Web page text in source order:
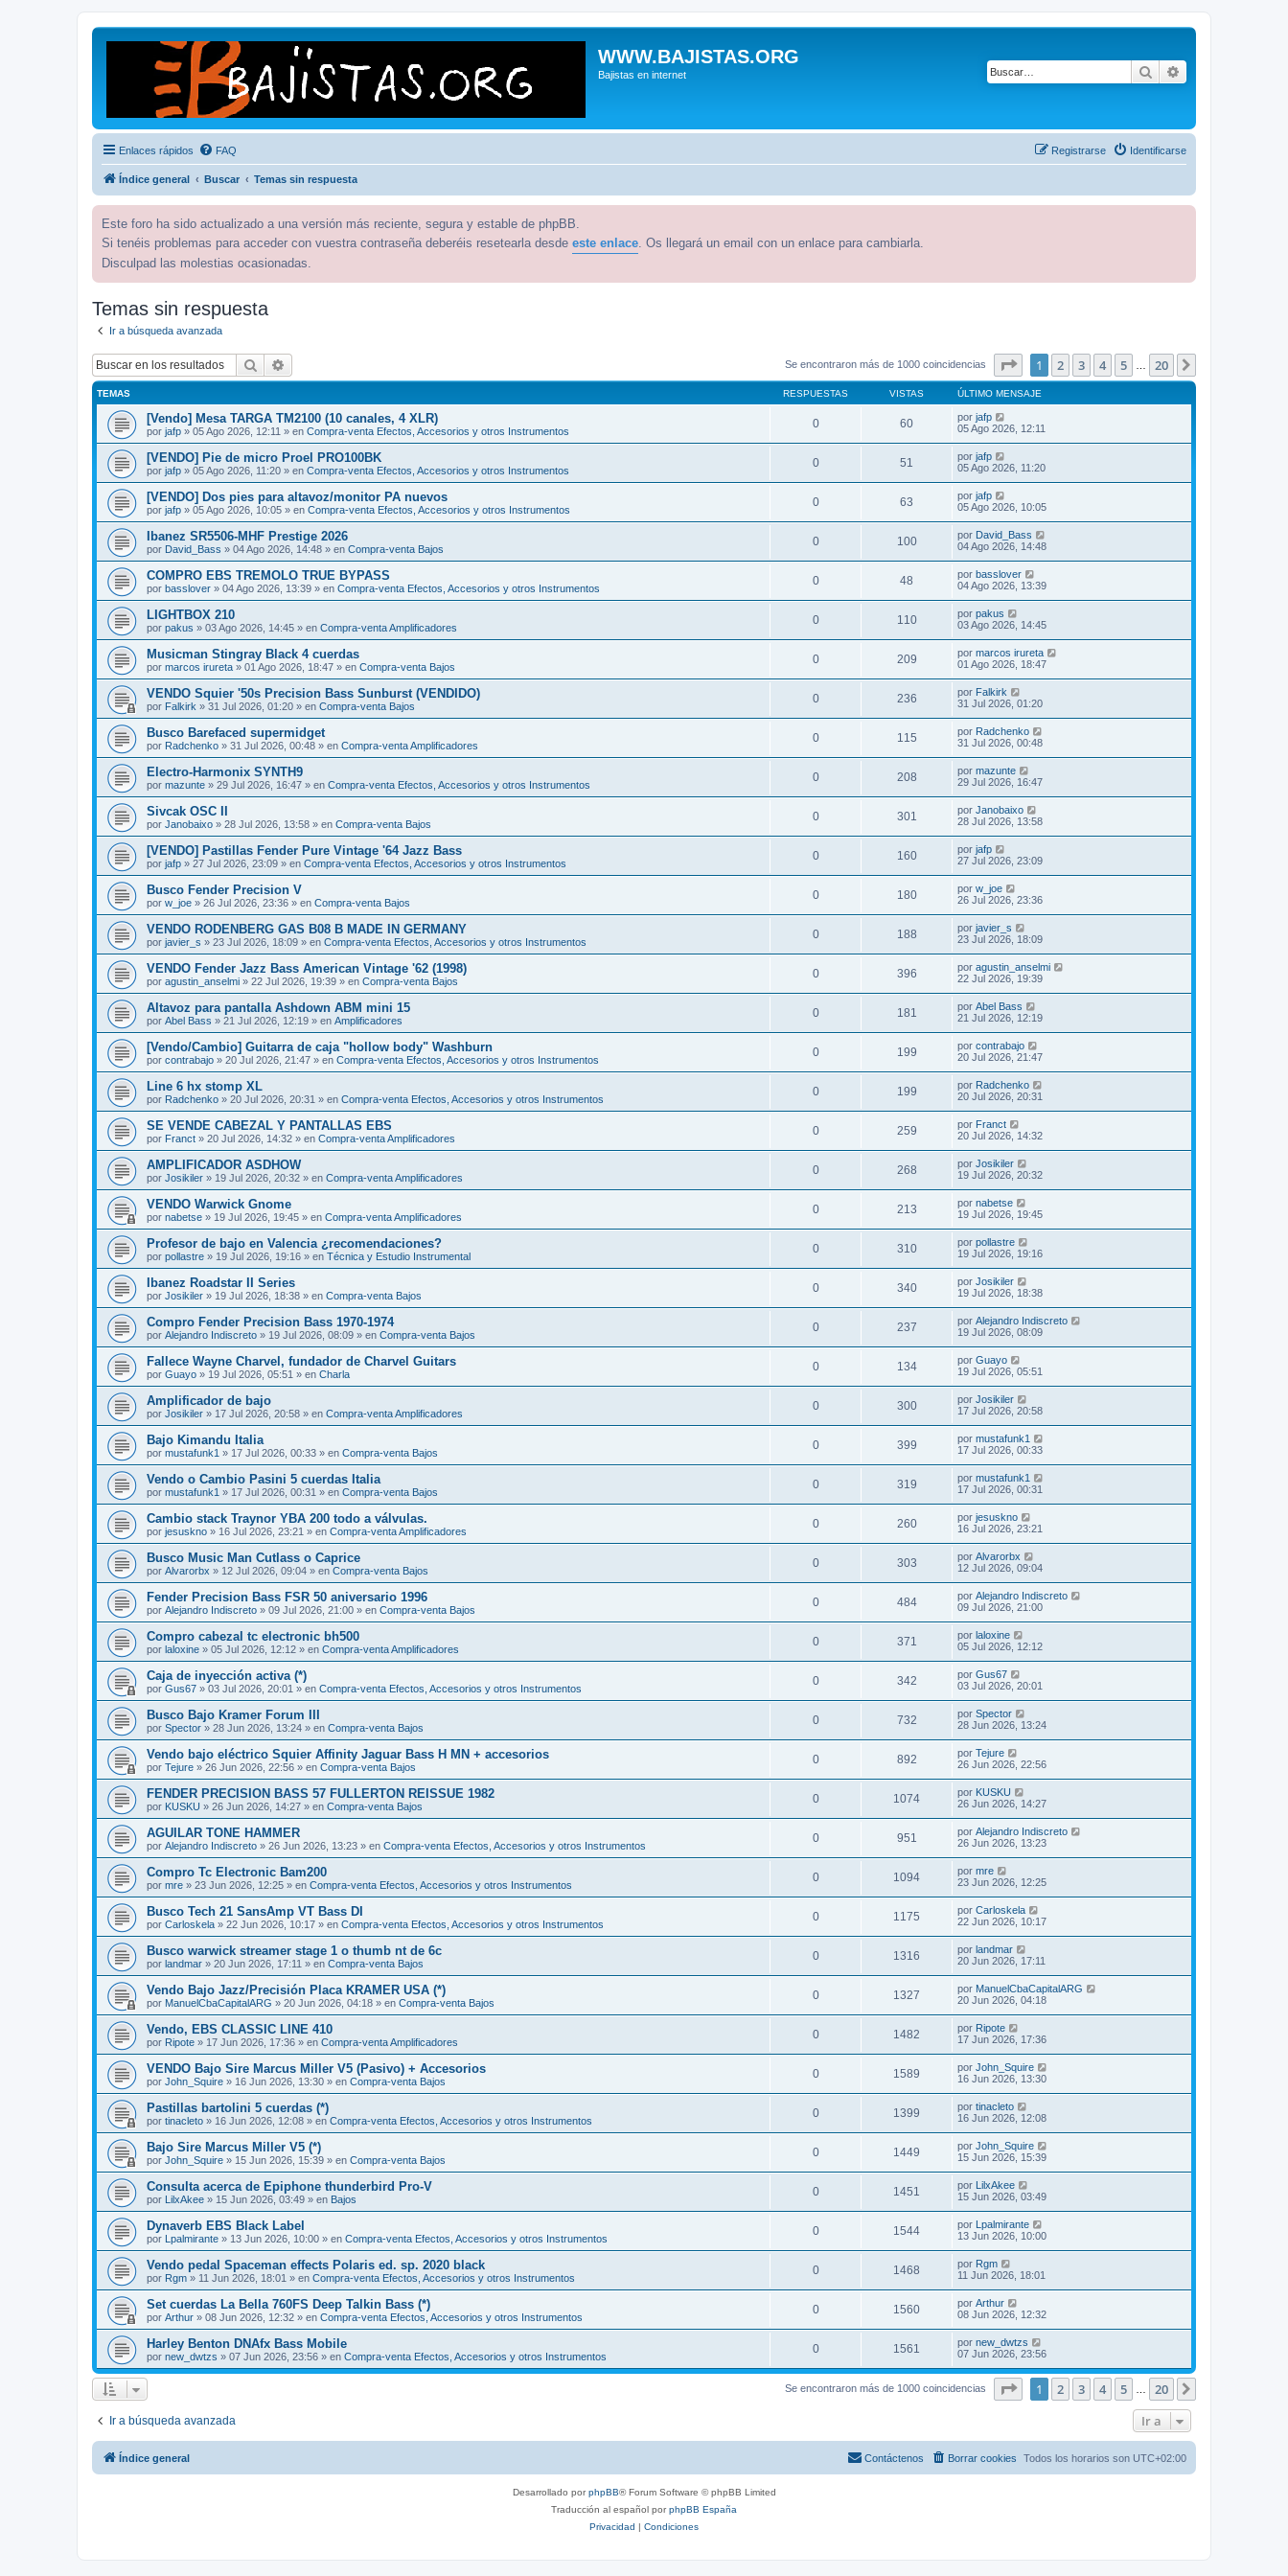
WWW.BAJISTAS.ORG
Bajistas en internet Buscar
Enlaces rápidos FAQ Identificarse
Registrarse
Índice general Buscar Temas sin respuesta
Este foro ha sido actualizado a una versión más reciente, segura y estable de phpBB.
Si tenéis problemas para acceder con vuestra contraseña deberéis resetearla desde este enlace. Os llegará un email con un enlace para cambiarla.
Disculpad las molestias ocasionadas.
Temas sin respuesta
Ir a búsqueda avanzada
Buscar Se encontraron más de 1000 coincidencias Página1 de 20
1 2 3 4 5 20
TEMAS RESPUESTAS VISTAS ÚLTIMO MENSAJE
[Vendo] Mesa TARGA TM2100 (10 canales, 4 XLR)
por jafp » 05 Ago 2026, 12:11 » en Compra-venta Efectos, Accesorios y otros Instrumentos
0 60 por jafp
05 Ago 2026, 12:11
[VENDO] Pie de micro Proel PRO100BK
por jafp » 05 Ago 2026, 11:20 » en Compra-venta Efectos, Accesorios y otros Instrumentos
0 51 por jafp
05 Ago 2026, 11:20
[VENDO] Dos pies para altavoz/monitor PA nuevos
por jafp » 05 Ago 2026, 10:05 » en Compra-venta Efectos, Accesorios y otros Instrumentos
0 63 por jafp
05 Ago 2026, 10:05
Ibanez SR5506-MHF Prestige 2026
por David_Bass » 04 Ago 2026, 14:48 » en Compra-venta Bajos
0 100 por David_Bass
04 Ago 2026, 14:48
COMPRO EBS TREMOLO TRUE BYPASS
por basslover » 04 Ago 2026, 13:39 » en Compra-venta Efectos, Accesorios y otros Instrumentos
0 48 por basslover
04 Ago 2026, 13:39
LIGHTBOX 210
por pakus » 03 Ago 2026, 14:45 » en Compra-venta Amplificadores
0 110 por pakus
03 Ago 2026, 14:45
Musicman Stingray Black 4 cuerdas
por marcos irureta » 01 Ago 2026, 18:47 » en Compra-venta Bajos
0 209 por marcos irureta
01 Ago 2026, 18:47
VENDO Squier '50s Precision Bass Sunburst (VENDIDO)
por Falkirk » 31 Jul 2026, 01:20 » en Compra-venta Bajos
0 236 por Falkirk
31 Jul 2026, 01:20
Busco Barefaced supermidget
por Radchenko » 31 Jul 2026, 00:48 » en Compra-venta Amplificadores
0 115 por Radchenko
31 Jul 2026, 00:48
Electro-Harmonix SYNTH9
por mazunte » 29 Jul 2026, 16:47 » en Compra-venta Efectos, Accesorios y otros Instrumentos
0 208 por mazunte
29 Jul 2026, 16:47
Sivcak OSC II
por Janobaixo » 28 Jul 2026, 13:58 » en Compra-venta Bajos
0 301 por Janobaixo
28 Jul 2026, 13:58
[VENDO] Pastillas Fender Pure Vintage '64 Jazz Bass
por jafp » 27 Jul 2026, 23:09 » en Compra-venta Efectos, Accesorios y otros Instrumentos
0 160 por jafp
27 Jul 2026, 23:09
Busco Fender Precision V
por w_joe » 26 Jul 2026, 23:36 » en Compra-venta Bajos
0 180 por w_joe
26 Jul 2026, 23:36
VENDO RODENBERG GAS B08 B MADE IN GERMANY
por javier_s » 23 Jul 2026, 18:09 » en Compra-venta Efectos, Accesorios y otros Instrumentos
0 188 por javier_s
23 Jul 2026, 18:09
VENDO Fender Jazz Bass American Vintage '62 (1998)
por agustin_anselmi » 22 Jul 2026, 19:39 » en Compra-venta Bajos
0 396 por agustin_anselmi
22 Jul 2026, 19:39
Altavoz para pantalla Ashdown ABM mini 15
por Abel Bass » 21 Jul 2026, 12:19 » en Amplificadores
0 181 por Abel Bass
21 Jul 2026, 12:19
[Vendo/Cambio] Guitarra de caja "hollow body" Washburn
por contrabajo » 20 Jul 2026, 21:47 » en Compra-venta Efectos, Accesorios y otros Instrumentos
0 199 por contrabajo
20 Jul 2026, 21:47
Line 6 hx stomp XL
por Radchenko » 20 Jul 2026, 20:31 » en Compra-venta Efectos, Accesorios y otros Instrumentos
0 199 por Radchenko
20 Jul 2026, 20:31
SE VENDE CABEZAL Y PANTALLAS EBS
por Franct » 20 Jul 2026, 14:32 » en Compra-venta Amplificadores
0 259 por Franct
20 Jul 2026, 14:32
AMPLIFICADOR ASDHOW
por Josikiler » 19 Jul 2026, 20:32 » en Compra-venta Amplificadores
0 268 por Josikiler
19 Jul 2026, 20:32
VENDO Warwick Gnome
por nabetse » 19 Jul 2026, 19:45 » en Compra-venta Amplificadores
0 213 por nabetse
19 Jul 2026, 19:45
Profesor de bajo en Valencia ¿recomendaciones?
por pollastre » 19 Jul 2026, 19:16 » en Técnica y Estudio Instrumental
0 310 por pollastre
19 Jul 2026, 19:16
Ibanez Roadstar II Series
por Josikiler » 19 Jul 2026, 18:38 » en Compra-venta Bajos
0 340 por Josikiler
19 Jul 2026, 18:38
Compro Fender Precision Bass 1970-1974
por Alejandro Indiscreto » 19 Jul 2026, 08:09 » en Compra-venta Bajos
0 237 por Alejandro Indiscreto
19 Jul 2026, 08:09
Fallece Wayne Charvel, fundador de Charvel Guitars
por Guayo » 19 Jul 2026, 05:51 » en Charla
0 134 por Guayo
19 Jul 2026, 05:51
Amplificador de bajo
por Josikiler » 17 Jul 2026, 20:58 » en Compra-venta Amplificadores
0 300 por Josikiler
17 Jul 2026, 20:58
Bajo Kimandu Italia
por mustafunk1 » 17 Jul 2026, 00:33 » en Compra-venta Bajos
0 399 por mustafunk1
17 Jul 2026, 00:33
Vendo o Cambio Pasini 5 cuerdas Italia
por mustafunk1 » 17 Jul 2026, 00:31 » en Compra-venta Bajos
0 319 por mustafunk1
17 Jul 2026, 00:31
Cambio stack Traynor YBA 200 todo a válvulas.
por jesuskno » 16 Jul 2026, 23:21 » en Compra-venta Amplificadores
0 260 por jesuskno
16 Jul 2026, 23:21
Busco Music Man Cutlass o Caprice
por Alvarorbx » 12 Jul 2026, 09:04 » en Compra-venta Bajos
0 303 por Alvarorbx
12 Jul 2026, 09:04
Fender Precision Bass FSR 50 aniversario 1996
por Alejandro Indiscreto » 09 Jul 2026, 21:00 » en Compra-venta Bajos
0 484 por Alejandro Indiscreto
09 Jul 2026, 21:00
Compro cabezal tc electronic bh500
por laloxine » 05 Jul 2026, 12:12 » en Compra-venta Amplificadores
0 371 por laloxine
05 Jul 2026, 12:12
Caja de inyección activa (*)
por Gus67 » 03 Jul 2026, 20:01 » en Compra-venta Efectos, Accesorios y otros Instrumentos
0 342 por Gus67
03 Jul 2026, 20:01
Busco Bajo Kramer Forum III
por Spector » 28 Jun 2026, 13:24 » en Compra-venta Bajos
0 732 por Spector
28 Jun 2026, 13:24
Vendo bajo eléctrico Squier Affinity Jaguar Bass H MN + accesorios
por Tejure » 26 Jun 2026, 22:56 » en Compra-venta Bajos
0 892 por Tejure
26 Jun 2026, 22:56
FENDER PRECISION BASS 57 FULLERTON REISSUE 1982
por KUSKU » 26 Jun 2026, 14:27 » en Compra-venta Bajos
0 1074 por KUSKU
26 Jun 2026, 14:27
AGUILAR TONE HAMMER
por Alejandro Indiscreto » 26 Jun 2026, 13:23 » en Compra-venta Efectos, Accesorios y otros Instrumentos
0 951 por Alejandro Indiscreto
26 Jun 2026, 13:23
Compro Tc Electronic Bam200
por mre » 23 Jun 2026, 12:25 » en Compra-venta Efectos, Accesorios y otros Instrumentos
0 1094 por mre
23 Jun 2026, 12:25
Busco Tech 21 SansAmp VT Bass DI
por Carloskela » 22 Jun 2026, 10:17 » en Compra-venta Efectos, Accesorios y otros Instrumentos
0 1175 por Carloskela
22 Jun 2026, 10:17
Busco warwick streamer stage 1 o thumb nt de 6c
por landmar » 20 Jun 2026, 17:11 » en Compra-venta Bajos
0 1316 por landmar
20 Jun 2026, 17:11
Vendo Bajo Jazz/Precisión Placa KRAMER USA (*)
por ManuelCbaCapitalARG » 20 Jun 2026, 04:18 » en Compra-venta Bajos
0 1327 por ManuelCbaCapitalARG
20 Jun 2026, 04:18
Vendo, EBS CLASSIC LINE 410
por Ripote » 17 Jun 2026, 17:36 » en Compra-venta Amplificadores
0 1482 por Ripote
17 Jun 2026, 17:36
VENDO Bajo Sire Marcus Miller V5 (Pasivo) + Accesorios
por John_Squire » 16 Jun 2026, 13:30 » en Compra-venta Bajos
0 1589 por John_Squire
16 Jun 2026, 13:30
Pastillas bartolini 5 cuerdas (*)
por tinacleto » 16 Jun 2026, 12:08 » en Compra-venta Efectos, Accesorios y otros Instrumentos
0 1399 por tinacleto
16 Jun 2026, 12:08
Bajo Sire Marcus Miller V5 (*)
por John_Squire » 15 Jun 2026, 15:39 » en Compra-venta Bajos
0 1449 por John_Squire
15 Jun 2026, 15:39
Consulta acerca de Epiphone thunderbird Pro-V
por LilxAkee » 15 Jun 2026, 03:49 » en Bajos
0 1451 por LilxAkee
15 Jun 2026, 03:49
Dynaverb EBS Black Label
por Lpalmirante » 13 Jun 2026, 10:00 » en Compra-venta Efectos, Accesorios y otros Instrumentos
0 1544 por Lpalmirante
13 Jun 2026, 10:00
Vendo pedal Spaceman effects Polaris ed. sp. 2020 black
por Rgm » 11 Jun 2026, 18:01 » en Compra-venta Efectos, Accesorios y otros Instrumentos
0 1468 por Rgm
11 Jun 2026, 18:01
Set cuerdas La Bella 760FS Deep Talkin Bass (*)
por Arthur » 08 Jun 2026, 12:32 » en Compra-venta Efectos, Accesorios y otros Instrumentos
0 1560 por Arthur
08 Jun 2026, 12:32
Harley Benton DNAfx Bass Mobile
por new_dwtzs » 07 Jun 2026, 23:56 » en Compra-venta Efectos, Accesorios y otros Instrumentos
0 1561 por new_dwtzs
07 Jun 2026, 23:56
Se encontraron más de 1000 coincidencias Página1 de 20
1 2 3 4 5 20
Ir a búsqueda avanzada Ir a
Índice general Todos los horarios son UTC+02:00
Borrar cookies
Contáctenos
Desarrollado porphpBB® Forum Software © phpBB Limited
Traducción al español porphpBB España
Privacidad | Condiciones